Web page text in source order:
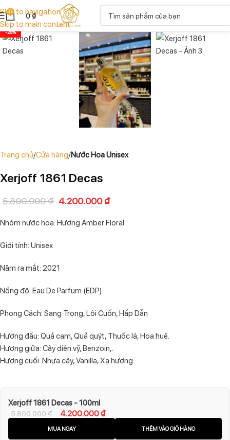
Skip to navigation
Skip to main content
0 0₫
-28%
Trang chủ Cửa hàng Nước Hoa Unisex
Xerjoff 1861 Decas
5.800.000₫ 4.200.000₫
Nhóm nước hoa: Hương Amber Floral
Giới tính: Unisex
Năm ra mắt: 2021
Nồng độ: Eau De Parfum (EDP)
Phong Cách: Sang Trọng, Lôi Cuốn, Hấp Dẫn
Hương đầu: Quả cam, Quả quýt, Thuốc lá, Hoa huệ.
Hương giữa: Cây diên vỹ, Benzoin,.
Hương cuối: Nhựa cây, Vanilla, Xạ hương.
Xerjoff 1861 Decas - 100ml
5.800.000₫ 4.200.000₫
MUA NGAY THÊM VÀO GIỎ HÀNG